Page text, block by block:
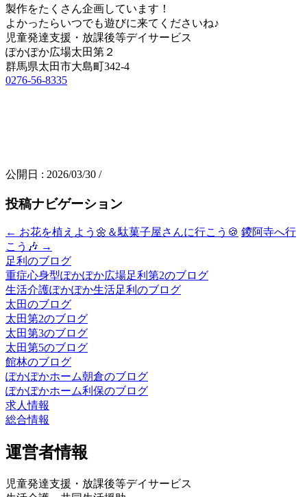
製作をたくさん企画しています！
よかったらいつでも遊びに来てくださいね♪
児童発達支援・放課後等デイサービス
ぽかぽか広場太田第２
群馬県太田市大島町342-4
0276-56-8335
公開日 : 2026/03/30 /
投稿ナビゲーション
← お花を植えよう🌼＆駄菓子屋さんに行こう🍪 鑁阿寺へ行
こう🎶 →
足利のブログ
重症心身型ぽかぽか広場足利第2のブログ
生活介護ぽかぽか生活足利のブログ
太田のブログ
太田第2のブログ
太田第3のブログ
太田第5のブログ
館林のブログ
ぽかぽかホーム朝倉のブログ
ぽかぽかホーム利保のブログ
求人情報
総合情報
運営者情報
児童発達支援・放課後等デイサービス